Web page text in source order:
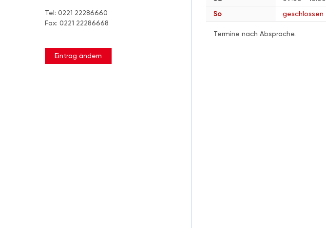
Tel: 0221 22286660
Fax: 0221 22286668
Eintrag ändern
So
geschlossen
Termine nach Absprache.